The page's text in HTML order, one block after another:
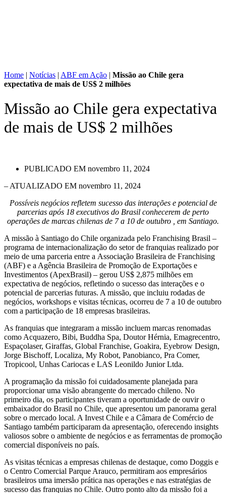
Home | Notícias | ABF em Ação | Missão ao Chile gera
expectativa de mais de US$ 2 milhões
Missão ao Chile gera expectativa
de mais de US$ 2 milhões
PUBLICADO EM novembro 11, 2024
– ATUALIZADO EM novembro 11, 2024
Possíveis negócios refletem sucesso das interações e potencial de
parcerias após 18 executivos do Brasil conhecerem de perto
operações de marcas chilenas de 7 a 10 de outubro , em Santiago.
A missão à Santiago do Chile organizada pelo Franchising Brasil –
programa de internacionalização do setor de franquias realizado por
meio de uma parceria entre a Associação Brasileira de Franchising
(ABF) e a Agência Brasileira de Promoção de Exportações e
Investimentos (ApexBrasil) – gerou US$ 2,875 milhões em
expectativa de negócios, refletindo o sucesso das interações e o
potencial de parcerias futuras. A missão, que incluiu rodadas de
negócios, workshops e visitas técnicas, ocorreu de 7 a 10 de outubro
com a participação de 18 empresas brasileiras.
As franquias que integraram a missão incluem marcas renomadas
como Acquazero, Bibi, Buddha Spa, Doutor Hérnia, Emagrecentro,
Espaçolaser, Giraffas, Global Franchise, Goakira, Eyebrow Design,
Jorge Bischoff, Localiza, My Robot, Panobianco, Pra Comer,
Tropicool, Unhas Cariocas e LAS Leonildo Junior Ltda.
A programação da missão foi cuidadosamente planejada para
proporcionar uma visão abrangente do mercado chileno. No
primeiro dia, os participantes tiveram a oportunidade de ouvir o
embaixador do Brasil no Chile, que apresentou um panorama geral
sobre o mercado local. A Invest Chile e a Câmara de Comércio de
Santiago também participaram da apresentação, oferecendo insights
valiosos sobre o ambiente de negócios e as ferramentas de promoção
comercial disponíveis no país.
As visitas técnicas a empresas chilenas de destaque, como Doggis e
o Centro Comercial Parque Arauco, permitiram aos empresários
brasileiros uma imersão prática nas operações e nas estratégias de
sucesso das franquias no Chile. Outro ponto alto da missão foi a